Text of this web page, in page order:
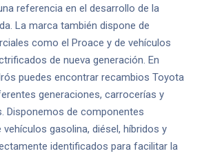
referencia en el desarrollo de la
La marca también dispone de
como el Proace y de vehículos
de nueva generación. En
puedes encontrar recambios Toyota
generaciones, carrocerías y
Disponemos de componentes
gasolina, diésel, híbridos y
identificados para facilitar la